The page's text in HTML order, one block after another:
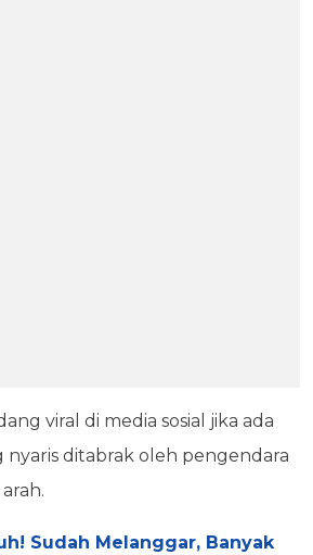
viral di media sosial jika ada
nyaris ditabrak oleh pengendara
Sudah Melanggar, Banyak